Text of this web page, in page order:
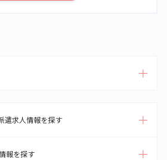
遣求人情報を探す
報を探す